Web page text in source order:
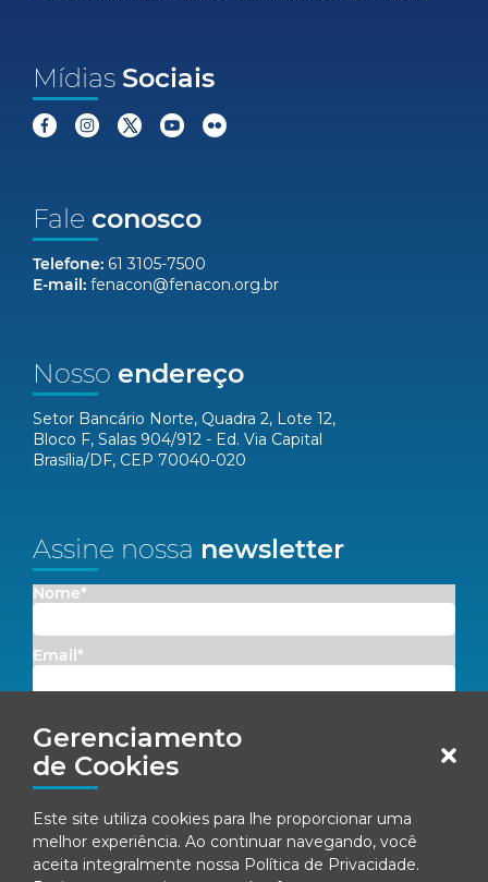
Gerenciamento
de Cookies
Este site utiliza cookies para lhe proporcionar uma
melhor experiência. Ao continuar navegando, você
aceita integralmente nossa Política de Privacidade.
Mídias Sociais
Fale conosco
Telefone: 61 3105-7500
E-mail: fenacon@fenacon.org.br
Nosso endereço
Setor Bancário Norte, Quadra 2, Lote 12,
Bloco F, Salas 904/912 - Ed. Via Capital
Brasília/DF, CEP 70040-020
Assine nossa newsletter
Nome*
Email*
Ao se inscrever, você concorda com nossaPolítica de Privacidade